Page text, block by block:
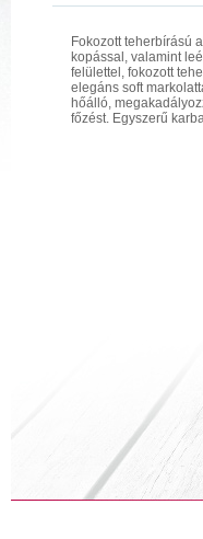
Fokozott teherbírású
kopással, valamint
felülettel, fokozott
elegáns soft
hőálló,
főzést. Egyszerű